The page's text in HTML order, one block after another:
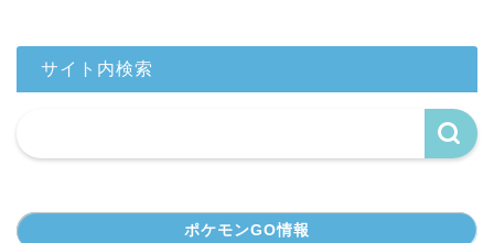
サイト内検索
ポケモンGO情報